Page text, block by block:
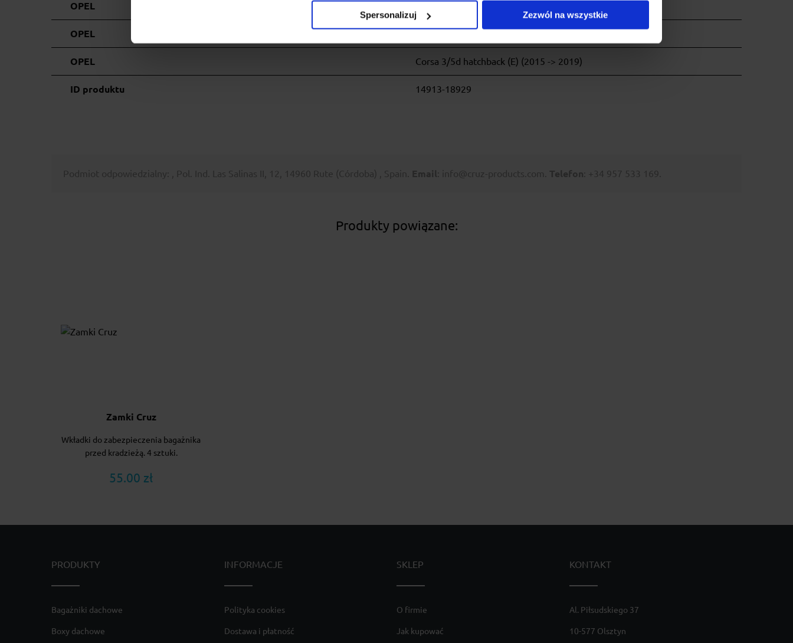
Spersonalizuj Zezwól na wszystkie
OPEL Meriva 5d MPV (2003 -> 2010)
OPEL
OPEL Corsa 3/5d hatchback (E) (2015 -> 2019)
ID produktu 14913-18929
Podmiot odpowiedzialny: , Pol. Ind. Las Salinas II, 12, 14960 Rute (Córdoba) , Spain. Email : info@cruz-products.com. Telefon : +34 957 533 169.
Produkty powiązane:
Zamki Cruz
Wkładki do zabezpieczenia bagażnika
przed kradzieżą. 4 sztuki.
55.00 zł
PRODUKTY
Bagażniki dachowe
Boxy dachowe
INFORMACJE
Polityka cookies
Dostawa i płatność
SKLEP
O firmie
Jak kupować
KONTAKT
Al. Piłsudskiego 37
10-577 Olsztyn